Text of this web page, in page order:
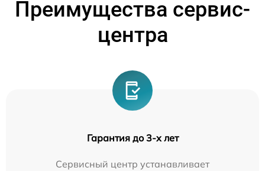
Преимущества сервис-
центра
Гарантия до 3-х лет
Сервисный центр устанавливает